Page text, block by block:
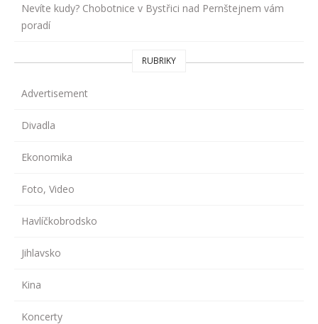
Nevíte kudy? Chobotnice v Bystřici nad Pernštejnem vám
poradí
RUBRIKY
Advertisement
Divadla
Ekonomika
Foto, Video
Havlíčkobrodsko
Jihlavsko
Kina
Koncerty